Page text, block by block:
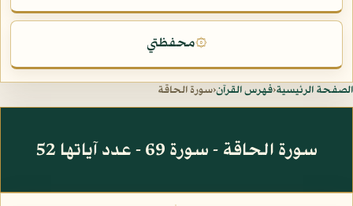
۞محفظتي
الصفحة الرئيسية‹فهرس القرآن‹سورة الحاقة
سورة الحاقة - سورة 69 - عدد آياتها 52